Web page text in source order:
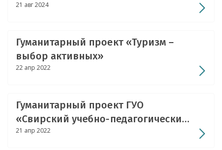
21 авг 2024
Гуманитарный проект «Туризм –
выбор активных»
22 апр 2022
Гуманитарный проект ГУО
«Свирский учебно-педагогический
комплекс детский сад – средняя
21 апр 2022